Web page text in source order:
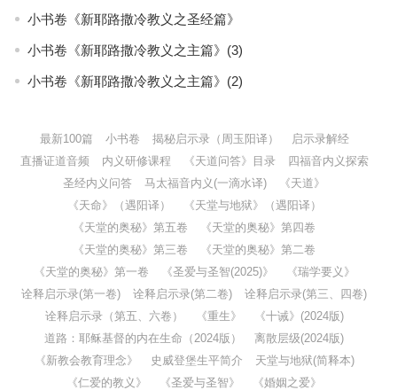
小书卷《新耶路撒冷教义之圣经篇》
小书卷《新耶路撒冷教义之主篇》(3)
小书卷《新耶路撒冷教义之主篇》(2)
最新100篇 小书卷 揭秘启示录（周玉阳译）
启示录解经
直播证道音频
内义研修课程 《天道问答》目录
四福音内义探索
圣经内义问答
马太福音内义(一滴水译)
《天道》
《天命》（遇阳译）
《天堂与地狱》（遇阳译）
《天堂的奥秘》第五卷
《天堂的奥秘》第四卷
《天堂的奥秘》第三卷
《天堂的奥秘》第二卷
《天堂的奥秘》第一卷
《圣爱与圣智(2025)》
《瑞学要义》
诠释启示录(第一卷)
诠释启示录(第二卷)
诠释启示录(第三、四卷)
诠释启示录（第五、六卷）
《重生》
《十诫》(2024版)
道路：耶稣基督的内在生命（2024版）
离散层级(2024版)
《新教会教育理念》
史威登堡生平简介
天堂与地狱(简释本)
《仁爱的教义》
《圣爱与圣智》 《婚姻之爱》